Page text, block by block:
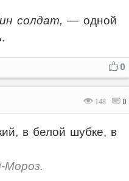
солдат, — одной
0
148 0
в белой шубке, в
Мороз.